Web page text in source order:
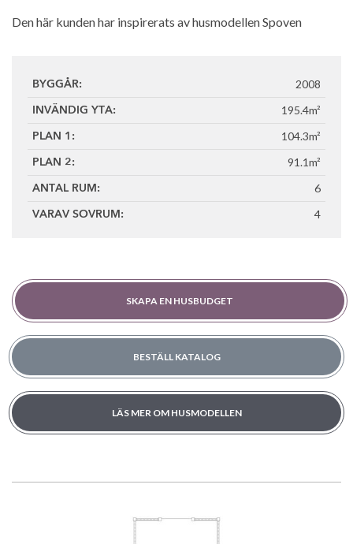
Den här kunden har inspirerats av husmodellen Spoven
BYGGÅR: 2008
INVÄNDIG YTA: 195.4m²
PLAN 1: 104.3m²
PLAN 2: 91.1m²
ANTAL RUM: 6
VARAV SOVRUM: 4
SKAPA EN HUSBUDGET
BESTÄLL KATALOG
LÄS MER OM HUSMODELLEN